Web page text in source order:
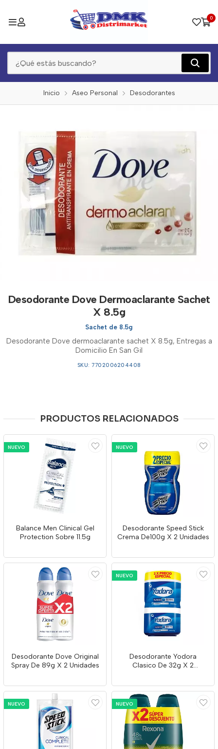
0
Inicio Aseo Personal Desodorantes
Desodorante Dove Dermoaclarante Sachet
X 8.5g
Sachet de 8.5g
Desodorante Dove dermoaclarante sachet X 8.5g, Entregas a
Domicilio En San Gil
SKU: 7702006204408
PRODUCTOS RELACIONADOS
NUEVO
Balance Men Clinical Gel
Protection Sobre 11.5g
NUEVO
Desodorante Speed Stick
Crema De100g X 2 Unidades
Desodorante Dove Original
Spray De 89g X 2 Unidades
NUEVO
Desodorante Yodora
Clasico De 32g X 2
NUEVO NUEVO